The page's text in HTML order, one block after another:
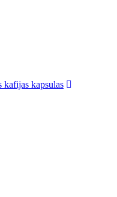
kafijas kapsulas